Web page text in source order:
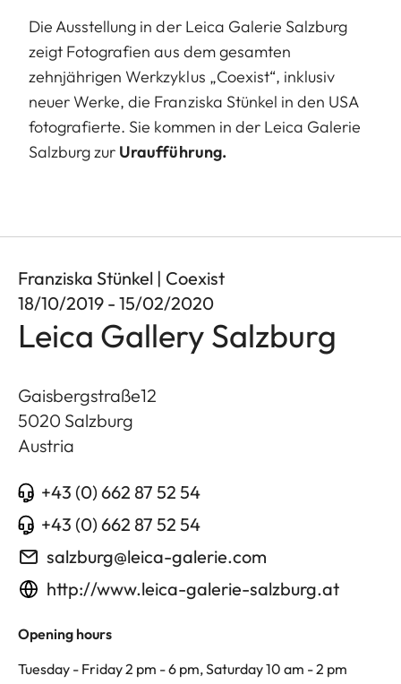
Die Ausstellung in der Leica Galerie Salzburg
zeigt Fotografien aus dem gesamten
zehnjährigen Werkzyklus „Coexist“, inklusiv
neuer Werke, die Franziska Stünkel in den USA
fotografierte. Sie kommen in der Leica Galerie
Salzburg zur Uraufführung.
Franziska Stünkel | Coexist
18/10/2019 - 15/02/2020
Leica Gallery Salzburg
Gaisbergstraße12
5020 Salzburg
Austria
+43 (0) 662 87 52 54
+43 (0) 662 87 52 54
salzburg@leica-galerie.com
http://www.leica-galerie-salzburg.at
Opening hours
Tuesday - Friday 2 pm - 6 pm, Saturday 10 am - 2 pm